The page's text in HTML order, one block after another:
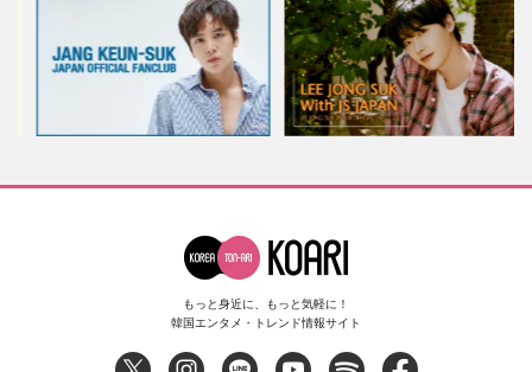
もっと身近に、もっと気軽に！
韓国エンタメ・トレンド情報サイト